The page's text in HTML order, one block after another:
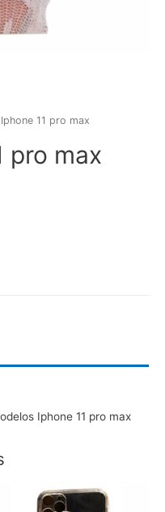
11 pro max
pro max
Iphone 11 pro max